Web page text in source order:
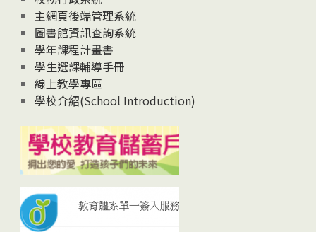
主網頁後端管理系統
圖書館資訊查詢系統
學年課程計畫書
學生選課輔導手冊
線上教學專區
學校介紹(School Introduction)